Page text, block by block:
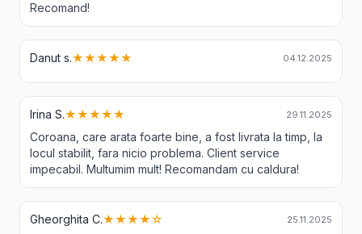
Recomand!
Danut s.★★★★★ 04.12.2025
Irina S.★★★★★ 29.11.2025
Coroana, care arata foarte bine, a fost livrata la timp, la
locul stabilit, fara nicio problema. Client service
impecabil. Multumim mult! Recomandam cu caldura!
Gheorghita C.★★★★☆ 25.11.2025